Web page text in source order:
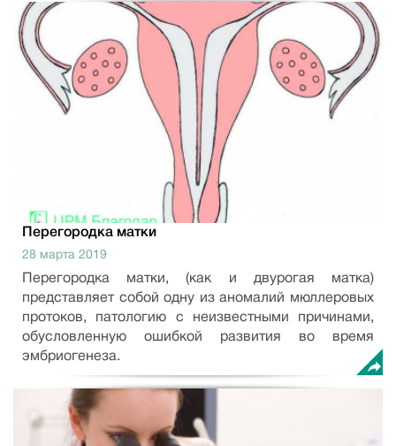
Перегородка матки
28 марта 2019
Перегородка матки, (как и двурогая матка)
представляет собой одну из аномалий мюллеровых
протоков, патологию с неизвестными причинами,
обусловленную ошибкой развития во время
эмбриогенеза.